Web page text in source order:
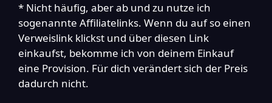
* Nicht häufig, aber ab und zu nutze ich
sogenannte Affiliatelinks. Wenn du auf so einen
Verweislink klickst und über diesen Link
einkaufst, bekomme ich von deinem Einkauf
eine Provision. Für dich verändert sich der Preis
dadurch nicht.